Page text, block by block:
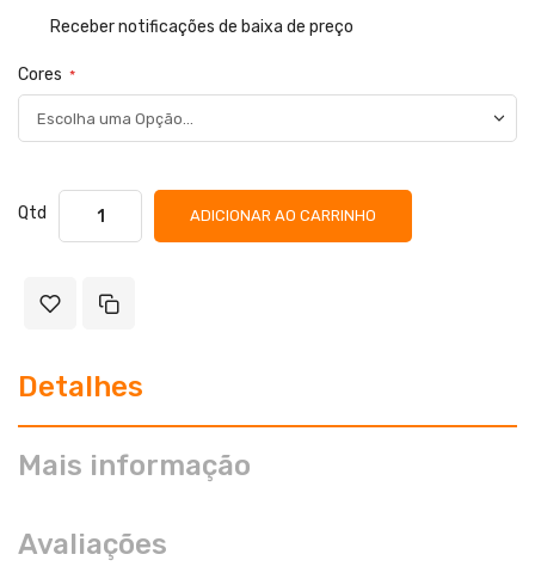
Receber notificações de baixa de preço
Cores
Qtd ADICIONAR AO CARRINHO
Detalhes
Mais informação
Avaliações